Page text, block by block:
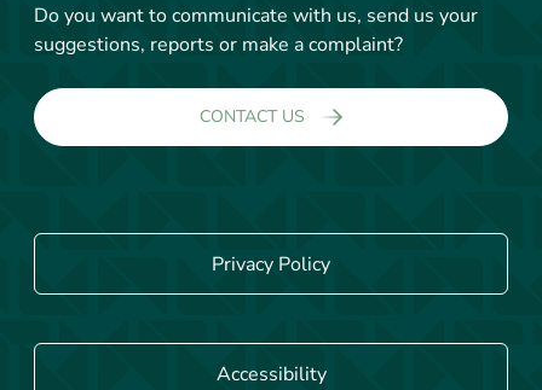
Do you want to communicate with us, send us your
suggestions, reports or make a complaint?
CONTACT US
Privacy Policy
Accessibility